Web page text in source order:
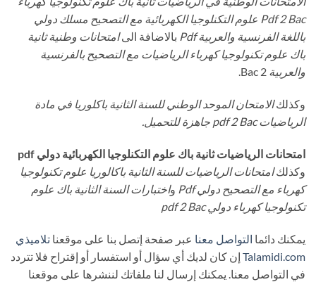
Pdf 2 Bac علوم التكنلوجيا الكهربائية مع التصحيح مسلك دولي
باللغة الفرنسية والعربية Pdf
بالاضافة الىامتحانات وطنية ثانية
باك علوم تكنولوجيا كهرباء الرياضيات مع التصحيح بالفرنسية
والعربية
وكذلكالامتحان الموحد الوطني للسنة الثانية باكلوريا في مادة
الرياضيات pdf 2 Bac جاهزة
للتحميل.
امتحانات الرياضيات ثانية باك علوم التكنلوجيا الكهربائية دولي pdf
وكذلكامتحانات الرياضيات للسنة الثانية باكالوريا علوم تكنولوجيا
كهرباء مع التصحيح دولي Pdf
واختبارات السنة الثانية باك علوم
تكنولوجيا كهرباء دولي pdf 2 Bac
يمكنك دائما التواصل معنا عبر صفحة إتصل بنا على موقعنا تلاميذي
Talamidi.com إن كان لديك أي سؤال أو استفسار أو إقتراح فلا تتردد
في التواصل معنا. يمكنك إرسال لنا ملفاتك لننشرها على موقعنا